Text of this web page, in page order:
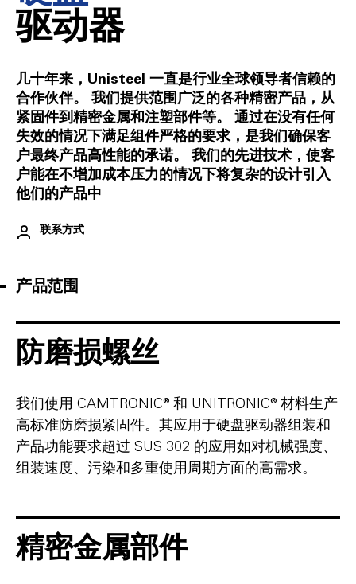
驱动器
几十年来，Unisteel 一直是行业全球领导者信赖的
合作伙伴。 我们提供范围广泛的各种精密产品，从
紧固件到精密金属和注塑部件等。 通过在没有任何
失效的情况下满足组件严格的要求，是我们确保客
户最终产品高性能的承诺。 我们的先进技术，使客
户能在不增加成本压力的情况下将复杂的设计引入
他们的产品中
联系方式
产品范围
防磨损螺丝
我们使用 CAMTRONIC® 和 UNITRONIC® 材料生产
高标准防磨损紧固件。其应用于硬盘驱动器组装和
产品功能要求超过 SUS 302 的应用如对机械强度、
组装速度、污染和多重使用周期方面的高需求。
精密金属部件